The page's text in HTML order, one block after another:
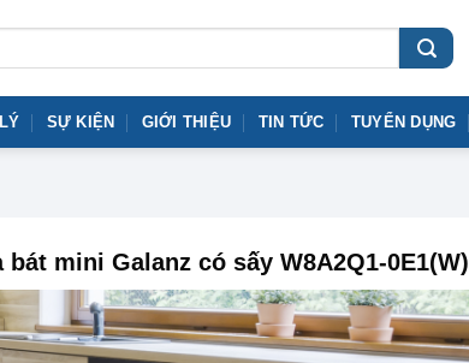
SỰ KIỆN GIỚI THIỆU TIN TỨC TUYỂN DỤNG
bát mini Galanz có sấy W8A2Q1-0E1(W)